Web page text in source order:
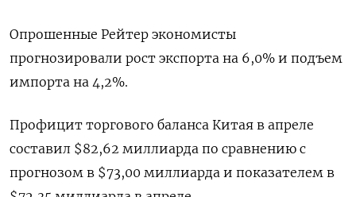
Опрошенные Рейтер экономисты
прогнозировали рост экспорта на 6,0% и подъем
импорта на 4,2%.
Профицит торгового баланса Китая в апреле
составил $82,62 миллиарда по сравнению с
прогнозом в $73,00 миллиарда и показателем в